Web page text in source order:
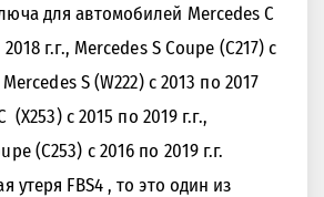
для автомобилей Mercedes C
г.г., Mercedes S Coupe (C217) с
S (W222) с 2013 по 2017
(X253) с 2015 по 2019 г.г.,
(C253) с 2016 по 2019 г.г.
утеря FBS4 , то это один из